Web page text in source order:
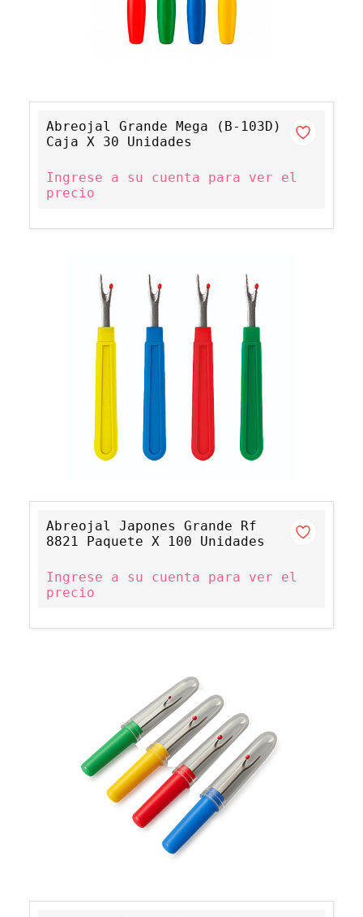
Abreojal Grande Mega (B-103D)
Caja X 30 Unidades
Ingrese a su cuenta para ver el
precio
Abreojal Japones Grande Rf
8821 Paquete X 100 Unidades
Ingrese a su cuenta para ver el
precio